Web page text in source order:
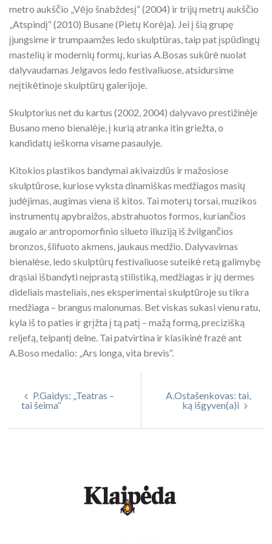
metro aukščio „Vėjo šnabždesį“ (2004) ir trijų metrų aukščio
„Atspindį“ (2010) Busane (Pietų Korėja). Jei į šią grupę
įjungsime ir trumpaamžes ledo skulptūras, taip pat įspūdingų
mastelių ir modernių formų, kurias A.Bosas sukūrė nuolat
dalyvaudamas Jelgavos ledo festivaliuose, atsidursime
neįtikėtinoje skulptūrų galerijoje.
Skulptorius net du kartus (2002, 2004) dalyvavo prestižinėje
Busano meno bienalėje, į kurią atranka itin griežta, o
kandidatų ieškoma visame pasaulyje.
Kitokios plastikos bandymai akivaizdūs ir mažosiose
skulptūrose, kuriose vyksta dinamiškas medžiagos masių
judėjimas, augimas viena iš kitos. Tai moterų torsai, muzikos
instrumentų apybraižos, abstrahuotos formos, kuriančios
augalo ar antropomorfinio silueto iliuziją iš žvilgančios
bronzos, šlifuoto akmens, jaukaus medžio. Dalyvavimas
bienalėse, ledo skulptūrų festivaliuose suteikė retą galimybę
drąsiai išbandyti neįprastą stilistiką, medžiagas ir jų dermes
dideliais masteliais, nes eksperimentai skulptūroje su tikra
medžiaga – brangus malonumas. Bet viskas sukasi vienu ratu,
kyla iš to paties ir grįžta į tą patį – mažą formą, precizišką
reljefą, telpantį delne. Tai patvirtina ir klasikinė frazė ant
A.Boso medalio: „Ars longa, vita brevis“.
P.Gaidys: „Teatras –
tai šeima“
A.Ostašenkovas: tai,
ką išgyven(a)i